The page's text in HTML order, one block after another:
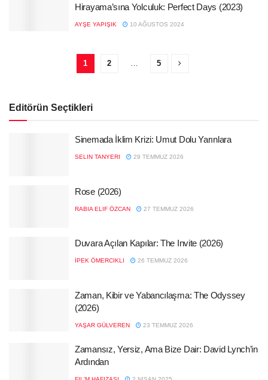
Hirayama’sına Yolculuk: Perfect Days (2023)
AYŞE YAPIŞIK 10 AĞUSTOS 2024
1 2 … 5
Editörün Seçtikleri
Sinemada İklim Krizi: Umut Dolu Yarınlara
SELIN TANYERI 29 TEMMUZ 2026
Rose (2026)
RABIA ELIF ÖZCAN 27 TEMMUZ 2026
Duvara Açılan Kapılar: The Invite (2026)
İPEK ÖMERCIKLI 26 TEMMUZ 2026
Zaman, Kibir ve Yabancılaşma: The Odyssey
(2026)
YAŞAR GÜLVEREN 23 TEMMUZ 2026
Zamansız, Yersiz, Ama Bize Dair: David Lynch’in
Ardından